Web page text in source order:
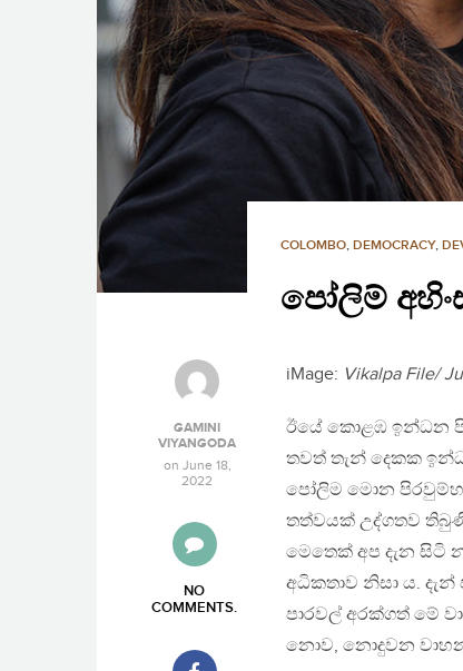
COLOMBO, DEMOCRACY,
පෝලිම්
GAMINI
VIYANGODA
on June 18,
2022
NO
COMMENTS.
iMage: Vikalpa File/
ඊයේ කොළඹ ඉන්ධන
තවත් තැන් දෙකක
පෝලිම මොන
තත්වයක් උද්ගතව
මෙතෙක් අප දැන සිටි
අධිකතාව නිසා ය.
පාරවල් අරක්ගත් මේ
නොව, නොදුවන